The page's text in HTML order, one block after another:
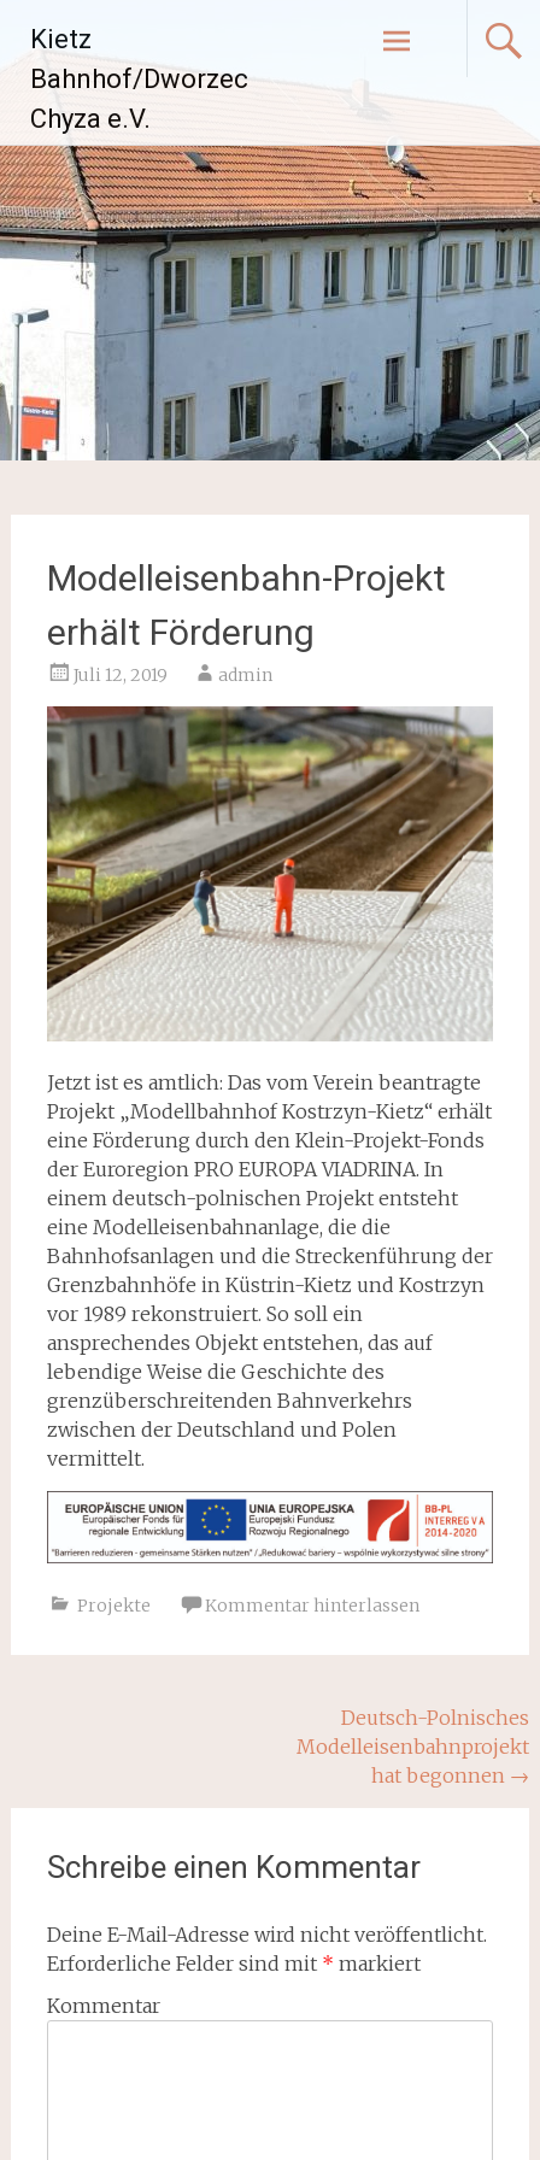
Inhalt
springen
Kietz
Bahnhof/Dworzec
Chyza e.V.
Modelleisenbahn-Projekt
erhält Förderung
Juli 12, 2019 admin
Jetzt ist es amtlich: Das vom Verein beantragte
Projekt „Modellbahnhof Kostrzyn-Kietz“ erhält
eine Förderung durch den Klein-Projekt-Fonds
der Euroregion PRO EUROPA VIADRINA. In
einem deutsch-polnischen Projekt entsteht
eine Modelleisenbahnanlage, die die
Bahnhofsanlagen und die Streckenführung der
Grenzbahnhöfe in Küstrin-Kietz und Kostrzyn
vor 1989 rekonstruiert. So soll ein
ansprechendes Objekt entstehen, das auf
lebendige Weise die Geschichte des
grenzüberschreitenden Bahnverkehrs
zwischen der Deutschland und Polen
vermittelt.
Projekte Kommentar hinterlassen
Deutsch-Polnisches
Modelleisenbahnprojekt
hat begonnen →
Schreibe einen Kommentar
Deine E-Mail-Adresse wird nicht veröffentlicht.
Erforderliche Felder sind mit * markiert
Kommentar